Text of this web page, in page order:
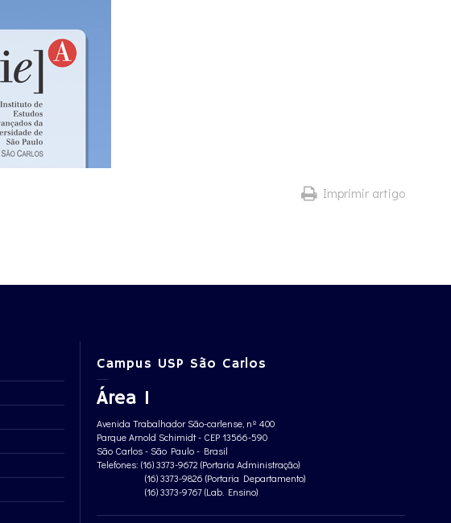
Imprimir artigo
Campus USP São Carlos
Área 1
Avenida Trabalhador São-carlense, nº 400
Parque Arnold Schimidt - CEP 13566-590
São Carlos - São Paulo - Brasil
Telefones: (16) 3373-9672 (Portaria Administração)
(16) 3373-9826 (Portaria Departamento)
(16) 3373-9767 (Lab. Ensino)